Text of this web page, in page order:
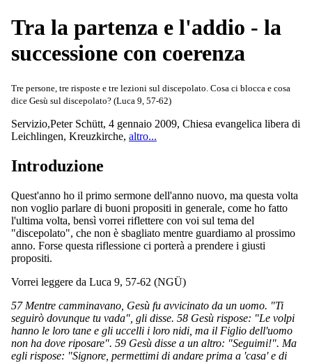
Tra la partenza e l'addio - la
successione con coerenza
Tre persone, tre risposte e tre lezioni sul discepolato. Cosa ci blocca e cosa
dice Gesù sul discepolato? (Luca 9, 57-62)
Servizio,Peter Schütt, 4 gennaio 2009, Chiesa evangelica libera di
Leichlingen, Kreuzkirche, altro...
Introduzione
Quest'anno ho il primo sermone dell'anno nuovo, ma questa volta
non voglio parlare di buoni propositi in generale, come ho fatto
l'ultima volta, bensì vorrei riflettere con voi sul tema del
"discepolato", che non è sbagliato mentre guardiamo al prossimo
anno. Forse questa riflessione ci porterà a prendere i giusti
propositi.
Vorrei leggere da Luca 9, 57-62 (NGÜ)
57 Mentre camminavano, Gesù fu avvicinato da un uomo. "Ti
seguirò dovunque tu vada", gli disse. 58 Gesù rispose: "Le volpi
hanno le loro tane e gli uccelli i loro nidi, ma il Figlio dell'uomo
non ha dove riposare". 59 Gesù disse a un altro: "Seguimi!". Ma
egli rispose: "Signore, permettimi di andare prima a 'casa' e di